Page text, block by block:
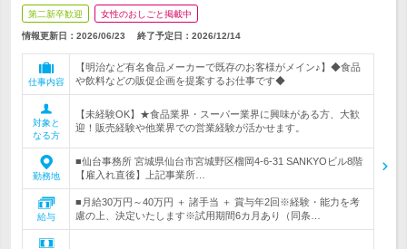
第二新卒歓迎 女性のおしごと掲載中
情報更新日：2026/06/23 終了予定日： 2026/12/14
仕事内容
【明治など有名食品メーカーで既存のお客様がメイン♪】◆食品
や飲料などの販促企画を提案するお仕事です◆
対象と
なる方
【未経験OK】★食品業界・スーパー業界に興味がある方、大歓
迎！販売経験や他業界での営業経験が活かせます。
勤務地
■仙台事務所 宮城県仙台市宮城野区榴岡4-6-31 SANKYOビル8階
【雇入れ直後】上記事業所…
給与
■月給30万円～40万円 ＋ 諸手当 ＋ 賞与年2回※経験・能力を考
慮の上、決定いたします※試用期間6カ月あり（同条…